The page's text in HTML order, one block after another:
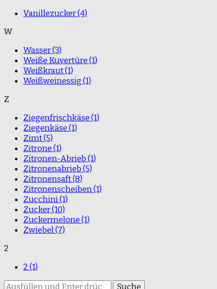
Vanillezucker(4)
W
Wasser(3)
Weiße Kuvertüre(1)
Weißkraut(1)
Weißweinessig(1)
Z
Ziegenfrischkäse(1)
Ziegenkäse(1)
Zimt(5)
Zitrone(1)
Zitronen-Abrieb(1)
Zitronenabrieb(5)
Zitronensaft(8)
Zitronenscheiben(1)
Zucchini(1)
Zucker(10)
Zuckermelone(1)
Zwiebel(7)
2
2(1)
Suchst